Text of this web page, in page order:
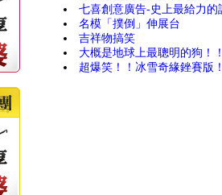
七喜創意廣告-史上最給力的
名模「撲倒」伸展台
吉祥物搞笑
大概是地球上最聰明的狗！
超爆笑！！冰雪奇緣銼賽版